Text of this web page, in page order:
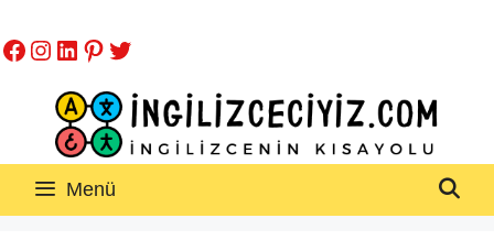
atla
Facebook
Instagram
LinkedIn
Pinterest
Twitter
Menü